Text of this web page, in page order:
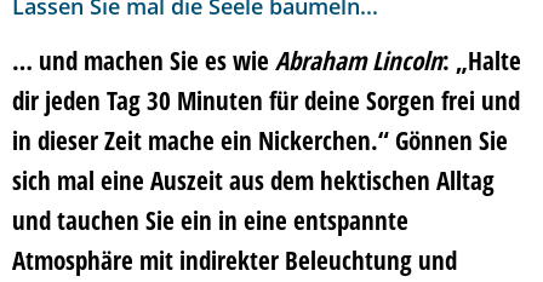
Lassen Sie mal die Seele baumeln...
… und machen Sie es wie Abraham Lincoln: „Halte
dir jeden Tag 30 Minuten für deine Sorgen frei und
in dieser Zeit mache ein Nickerchen.“ Gönnen Sie
sich mal eine Auszeitaus dem hektischen Alltag
und tauchen Sie ein in eine entspannte
Atmosphäre mit indirekter Beleuchtung und